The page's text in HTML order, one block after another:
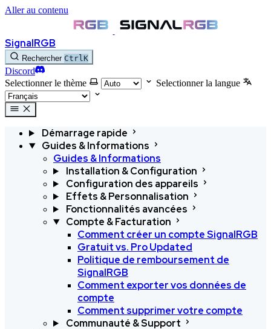
Aller au contenu
SignalRGB
Rechercher CtrlK
Discord
Selectionner le thème
Selectionner la langue
Démarrage rapide
Guides & Informations
Guides & Informations
Installation & Configuration
Configuration des appareils
Effets & Personnalisation
Fonctionnalités avancées
Compte & Facturation
Comment créer un compte SignalRGB
Gratuit vs. ProUpdated
Politique de remboursement de
SignalRGB
Comment exporter vos données de
compte
Comment supprimer votre compte
Communauté & Support